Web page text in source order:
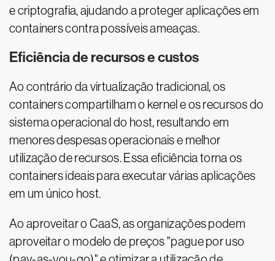
e criptografia, ajudando a proteger aplicações em
containers contra possíveis ameaças.
Eficiência de recursos e custos
Ao contrário da virtualização tradicional, os
containers compartilham o kernel e os recursos do
sistema operacional do host, resultando em
menores despesas operacionais e melhor
utilização de recursos. Essa eficiência torna os
containers ideais para executar várias aplicações
em um único host.
Ao aproveitar o CaaS, as organizações podem
aproveitar o modelo de preços "pague por uso